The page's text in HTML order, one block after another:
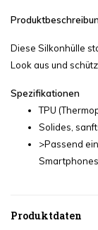
Diese Silkonhülle
Look aus und
Spezifikationen
TPU
Solides,
>Passend
Produktdaten